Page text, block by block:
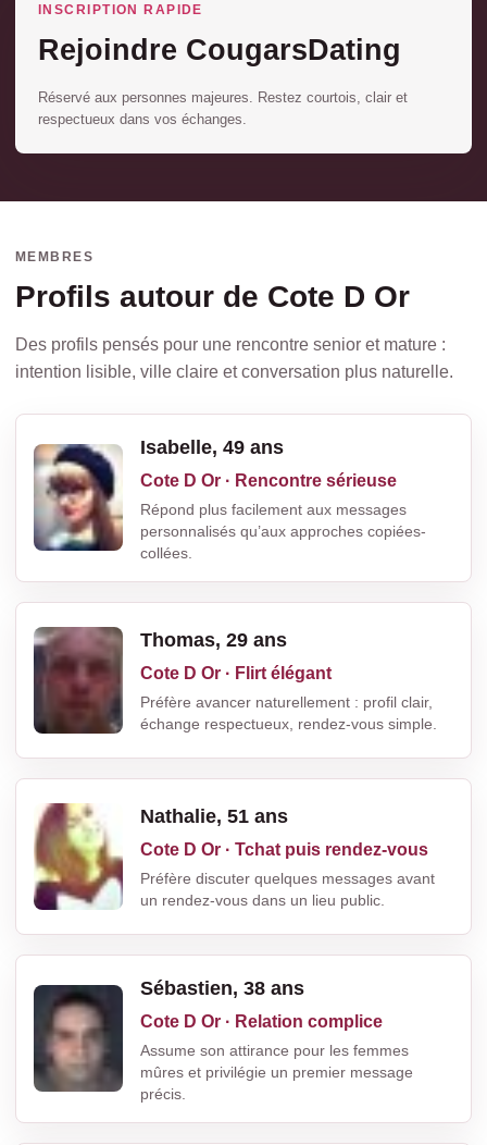
INSCRIPTION RAPIDE
Rejoindre CougarsDating
Réservé aux personnes majeures. Restez courtois, clair et
respectueux dans vos échanges.
MEMBRES
Profils autour de Cote D Or
Des profils pensés pour une rencontre senior et mature :
intention lisible, ville claire et conversation plus naturelle.
Isabelle, 49 ans
Cote D Or · Rencontre sérieuse
Répond plus facilement aux messages
personnalisés qu’aux approches copiées-
collées.
Thomas, 29 ans
Cote D Or · Flirt élégant
Préfère avancer naturellement : profil clair,
échange respectueux, rendez-vous simple.
Nathalie, 51 ans
Cote D Or · Tchat puis rendez-vous
Préfère discuter quelques messages avant
un rendez-vous dans un lieu public.
Sébastien, 38 ans
Cote D Or · Relation complice
Assume son attirance pour les femmes
mûres et privilégie un premier message
précis.